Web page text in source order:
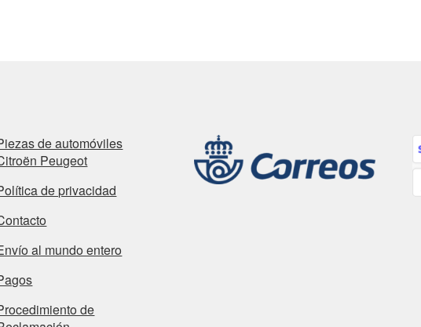
de automóviles
Peugeot
de privacidad
al mundo entero
de